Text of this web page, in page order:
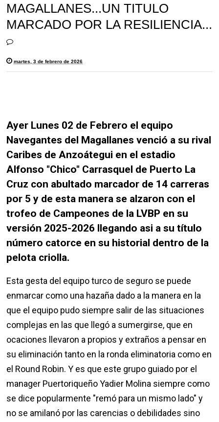
MAGALLANES...UN TITULO
MARCADO POR LA RESILIENCIA...
martes, 3 de febrero de 2026
Ayer Lunes 02 de Febrero el equipo
Navegantes del Magallanes venció a su rival
Caribes de Anzoátegui en el estadio
Alfonso "Chico" Carrasquel de Puerto La
Cruz con abultado marcador de 14 carreras
por 5 y de esta manera se alzaron con el
trofeo de Campeones de la LVBP en su
versión 2025-2026 llegando asi a su título
número catorce en su historial dentro de la
pelota criolla.
Esta gesta del equipo turco de seguro se puede
enmarcar como una hazaña dado a la manera en la
que el equipo pudo siempre salir de las situaciones
complejas en las que llegó a sumergirse, que en
ocaciones llevaron a propios y extraños a pensar en
su eliminación tanto en la ronda eliminatoria como en
el Round Robin. Y es que este grupo guiado por el
manager Puertoriqueño Yadier Molina siempre como
se dice popularmente "remó para un mismo lado" y
no se amilanó por las carencias o debilidades sino